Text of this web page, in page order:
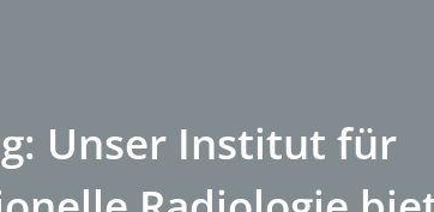
Unser Institut für